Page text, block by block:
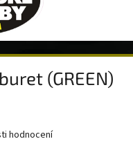
(GREEN)
hodnocení